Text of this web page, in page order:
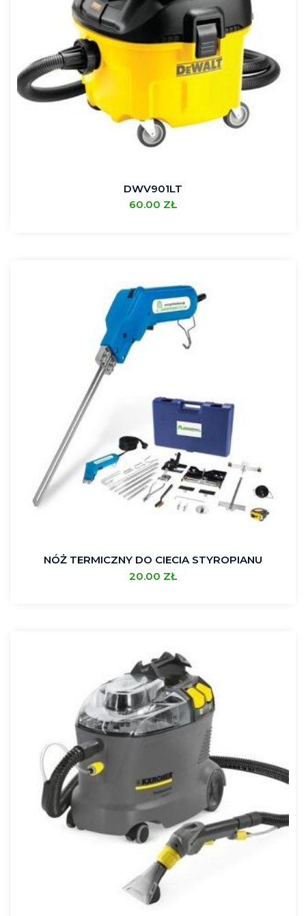
DWV901LT
60.00 ZŁ
NÓŻ TERMICZNY DO CIECIA STYROPIANU
20.00 ZŁ